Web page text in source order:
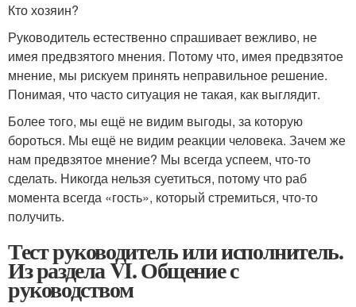
Кто хозяин?
Руководитель естественно спрашивает вежливо, не
имея предвзятого мнения. Потому что, имея предвзятое
мнение, мы рискуем принять неправильное решение.
Понимая, что часто ситуация не такая, как выглядит.
Более того, мы ещё не видим выгоды, за которую
бороться. Мы ещё не видим реакции человека. Зачем же
нам предвзятое мнение? Мы всегда успеем, что-то
сделать. Никогда нельзя суетиться, потому что раб
момента всегда «гость», который стремиться, что-то
получить.
Тест руководитель или исполнитель.
Из раздела VI. Общение с
руководством